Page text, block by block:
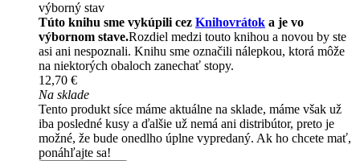
výborný stav
Túto knihu sme vykúpili cez Knihovrátok a je vo
výbornom stave.Rozdiel medzi touto knihou a novou by ste
asi ani nespoznali. Knihu sme označili nálepkou, ktorá môže
na niektorých obaloch zanechať stopy.
12,70 €
Na sklade
Tento produkt síce máme aktuálne na sklade, máme však už
iba posledné kusy a ďalšie už nemá ani distribútor, preto je
možné, že bude onedlho úplne vypredaný. Ak ho chcete mať,
ponáhľajte sa!